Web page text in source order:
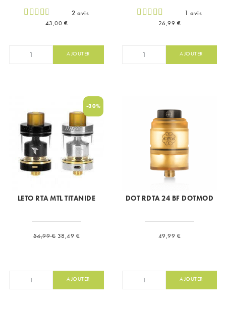
2 avis
Prix
43,00 €
AJOUTER
1 avis
Prix
26,99 €
AJOUTER
-30%
LETO RTA MTL TITANIDE
Prix de base
54,99 € Prix
38,49 €
AJOUTER
DOT RDTA 24 BF DOTMOD
Prix
49,99 €
AJOUTER